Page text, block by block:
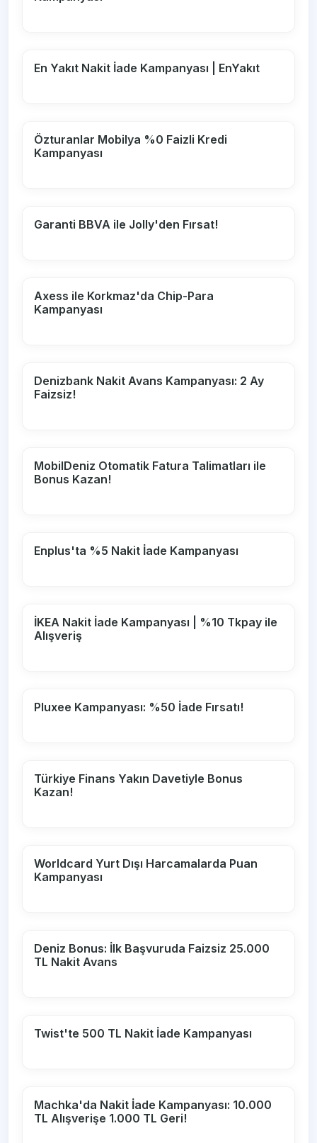
En Yakıt Nakit İade Kampanyası | EnYakıt
Özturanlar Mobilya %0 Faizli Kredi
Kampanyası
Garanti BBVA ile Jolly'den Fırsat!
Axess ile Korkmaz'da Chip-Para
Kampanyası
Denizbank Nakit Avans Kampanyası: 2 Ay
Faizsiz!
MobilDeniz Otomatik Fatura Talimatları ile
Bonus Kazan!
Enplus'ta %5 Nakit İade Kampanyası
İKEA Nakit İade Kampanyası | %10 Tkpay ile
Alışveriş
Pluxee Kampanyası: %50 İade Fırsatı!
Türkiye Finans Yakın Davetiyle Bonus
Kazan!
Worldcard Yurt Dışı Harcamalarda Puan
Kampanyası
Deniz Bonus: İlk Başvuruda Faizsiz 25.000
TL Nakit Avans
Twist'te 500 TL Nakit İade Kampanyası
Machka'da Nakit İade Kampanyası: 10.000
TL Alışverişe 1.000 TL Geri!